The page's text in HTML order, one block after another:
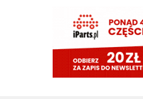
09.08.2026 15:12
Teoretycznie tak. W dwóch
był przyklejony do prawej strony